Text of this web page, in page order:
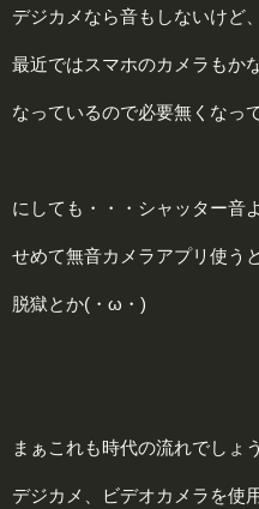
デジカメなら音もしないけど、
最近ではスマホのカメラもか
なっているので必要無くなっ
にしても・・・シャッター音
せめて無音カメラアプリ使う
脱獄とか(・ω・)
まぁこれも時代の流れでしょ
デジカメ、ビデオカメラを使